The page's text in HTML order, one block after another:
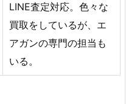
LINE査定対応。色々な
買取をしているが、エ
アガンの専門の担当も
いる。